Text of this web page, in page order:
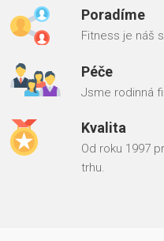
Poradíme
Fitness je náš
Péče
Jsme rodinná
Kvalita
Od roku 1997
trhu.